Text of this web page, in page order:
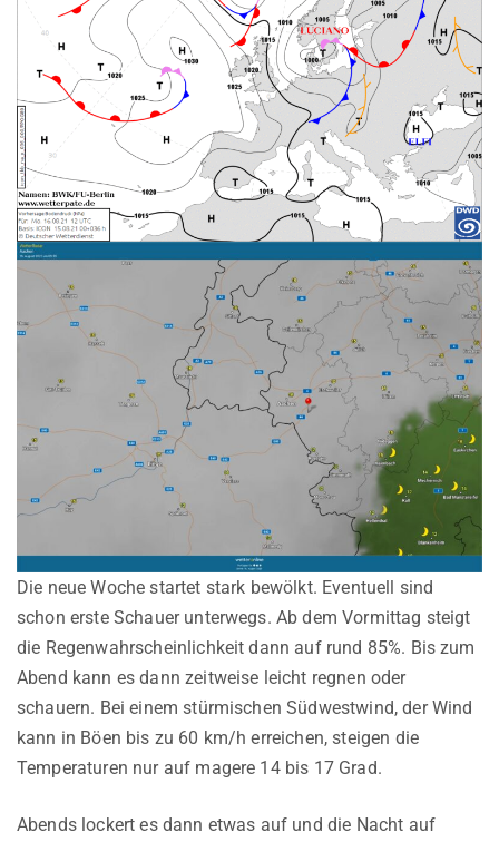
Die neue Woche startet stark bewölkt. Eventuell sind
schon erste Schauer unterwegs. Ab dem Vormittag steigt
die Regenwahrscheinlichkeit dann auf rund 85%. Bis zum
Abend kann es dann zeitweise leicht regnen oder
schauern. Bei einem stürmischen Südwestwind, der Wind
kann in Böen bis zu 60 km/h erreichen, steigen die
Temperaturen nur auf magere 14 bis 17 Grad.
Abends lockert es dann etwas auf und die Nacht auf